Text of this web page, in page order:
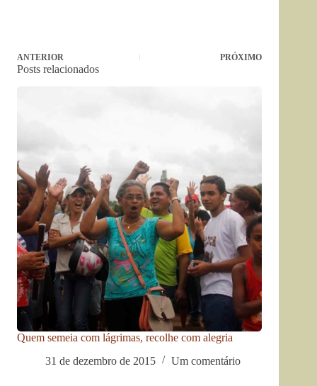
ANTERIOR PRÓXIMO
Posts relacionados
Quem semeia com lágrimas, recolhe com alegria
31 de dezembro de 2015
Um comentário